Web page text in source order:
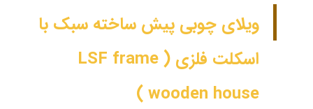
ویلای چوبی پیش ساخته سبک با
اسکلت فلزی ( LSF frame
wooden house )